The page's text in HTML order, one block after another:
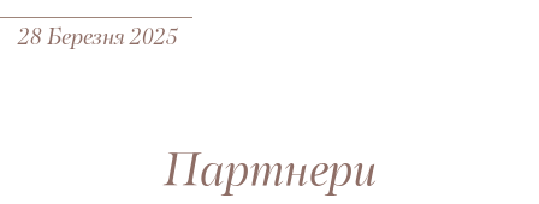
28 Березня 2025
Партнери